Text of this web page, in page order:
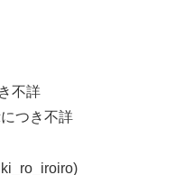
不詳
つき不詳